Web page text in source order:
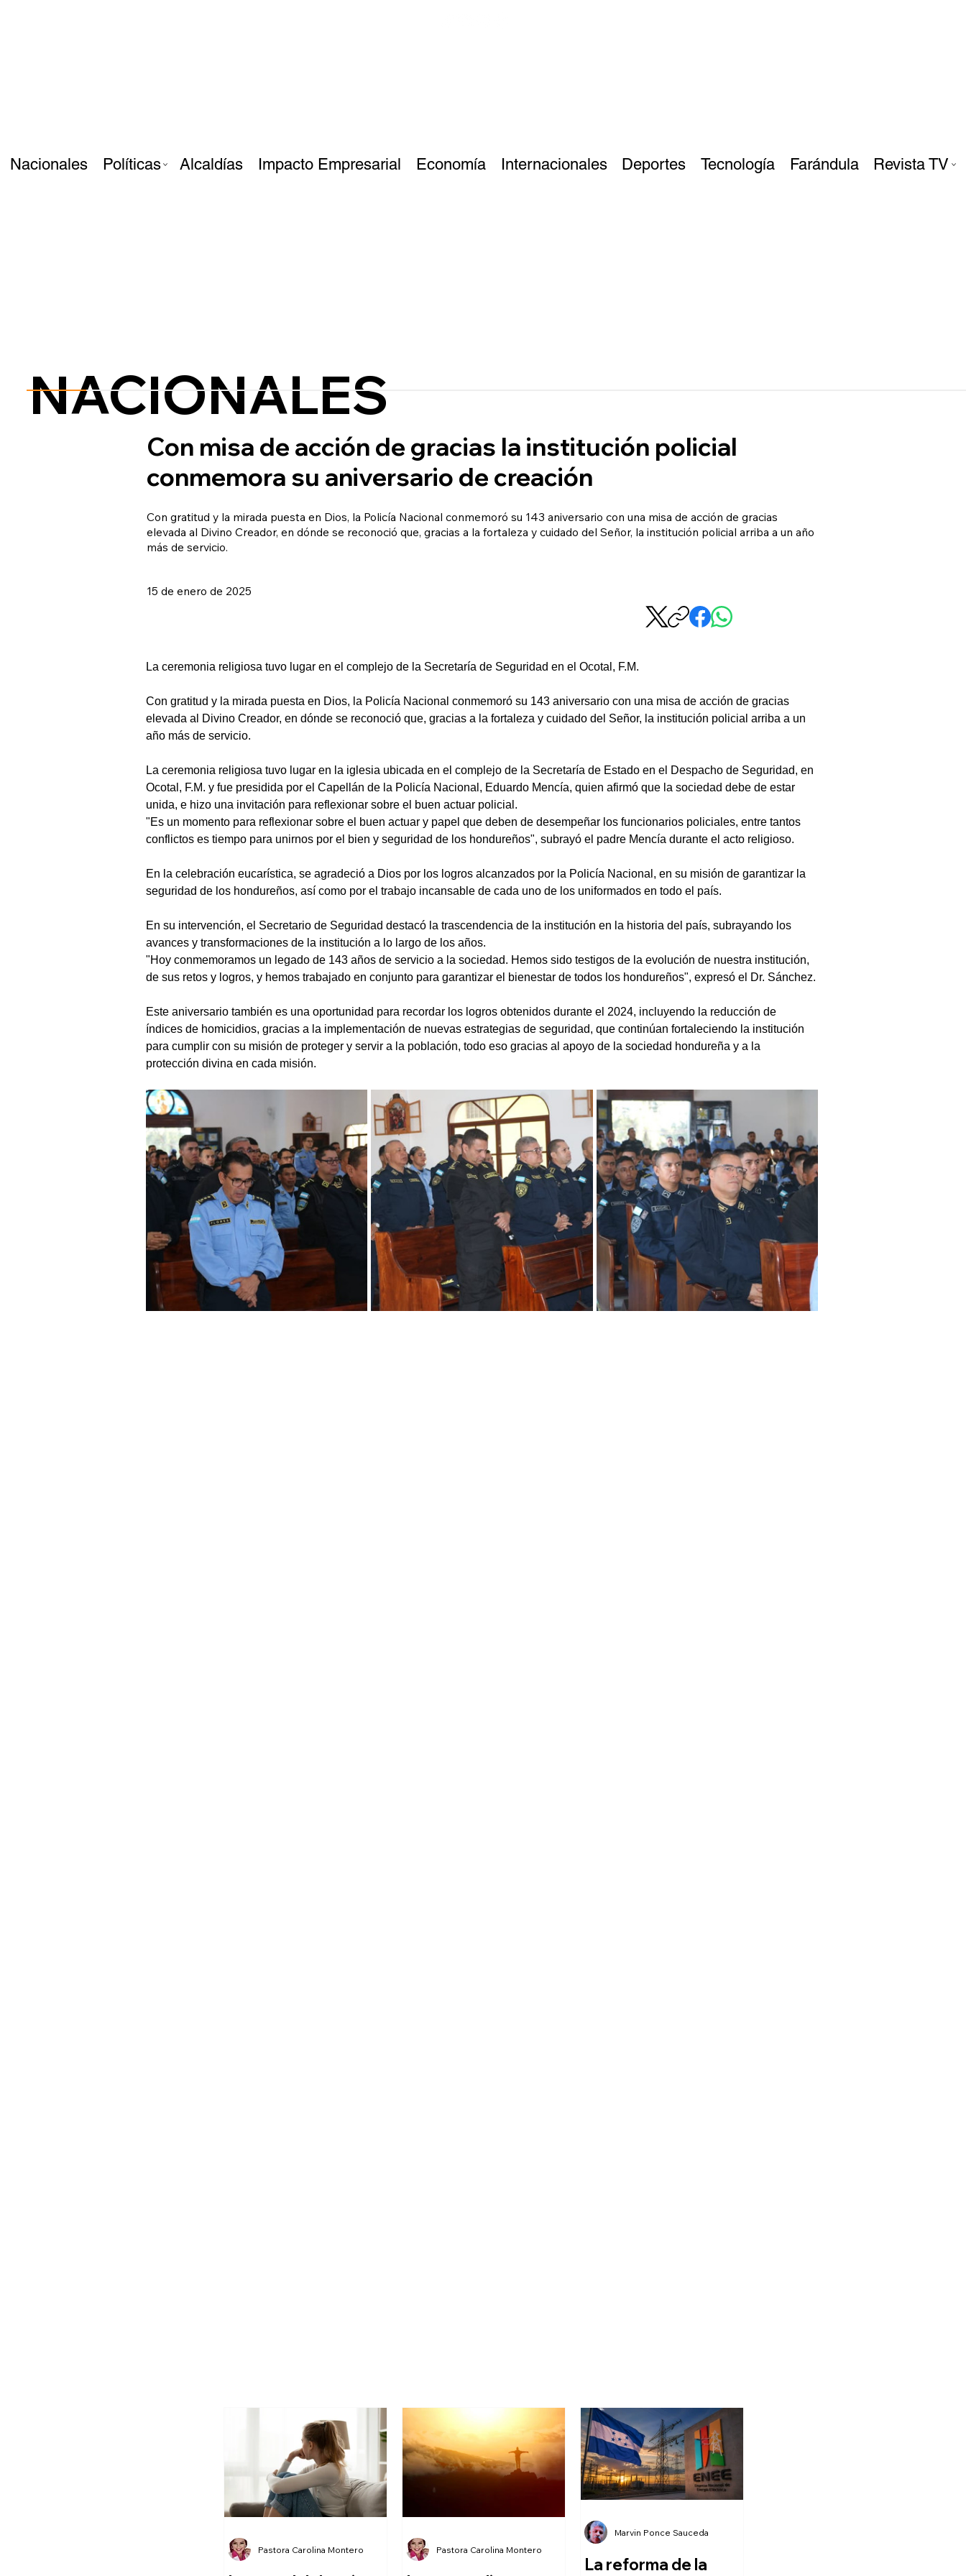
Nacionales Políticas Alcaldías Impacto Empresarial Economía Internacionales Deportes Tecnología Farándula Revista TV
NACIONALES
Con misa de acción de gracias la institución policial
conmemora su aniversario de creación
Con gratitud y la mirada puesta en Dios, la Policía Nacional conmemoró su 143 aniversario con una misa de acción de gracias
elevada al Divino Creador, en dónde se reconoció que, gracias a la fortaleza y cuidado del Señor, la institución policial arriba a un año
más de servicio.
15 de enero de 2025
La ceremonia religiosa tuvo lugar en el complejo de la Secretaría de Seguridad en el Ocotal, F.M.
Con gratitud y la mirada puesta en Dios, la Policía Nacional conmemoró su 143 aniversario con una misa de acción de gracias
elevada al Divino Creador, en dónde se reconoció que, gracias a la fortaleza y cuidado del Señor, la institución policial arriba a un
año más de servicio.
La ceremonia religiosa tuvo lugar en la iglesia ubicada en el complejo de la Secretaría de Estado en el Despacho de Seguridad, en
Ocotal, F.M. y fue presidida por el Capellán de la Policía Nacional, Eduardo Mencía, quien afirmó que la sociedad debe de estar
unida, e hizo una invitación para reflexionar sobre el buen actuar policial.
"Es un momento para reflexionar sobre el buen actuar y papel que deben de desempeñar los funcionarios policiales, entre tantos
conflictos es tiempo para unirnos por el bien y seguridad de los hondureños", subrayó el padre Mencía durante el acto religioso.
En la celebración eucarística, se agradeció a Dios por los logros alcanzados por la Policía Nacional, en su misión de garantizar la
seguridad de los hondureños, así como por el trabajo incansable de cada uno de los uniformados en todo el país.
En su intervención, el Secretario de Seguridad destacó la trascendencia de la institución en la historia del país, subrayando los
avances y transformaciones de la institución a lo largo de los años.
"Hoy conmemoramos un legado de 143 años de servicio a la sociedad. Hemos sido testigos de la evolución de nuestra institución,
de sus retos y logros, y hemos trabajado en conjunto para garantizar el bienestar de todos los hondureños", expresó el Dr. Sánchez.
Este aniversario también es una oportunidad para recordar los logros obtenidos durante el 2024, incluyendo la reducción de
índices de homicidios, gracias a la implementación de nuevas estrategias de seguridad, que continúan fortaleciendo la institución
para cumplir con su misión de proteger y servir a la población, todo eso gracias al apoyo de la sociedad hondureña y a la
protección divina en cada misión.
Pastora Carolina Montero Pastora Carolina Montero
La reforma de la
Marvin Ponce Sauceda